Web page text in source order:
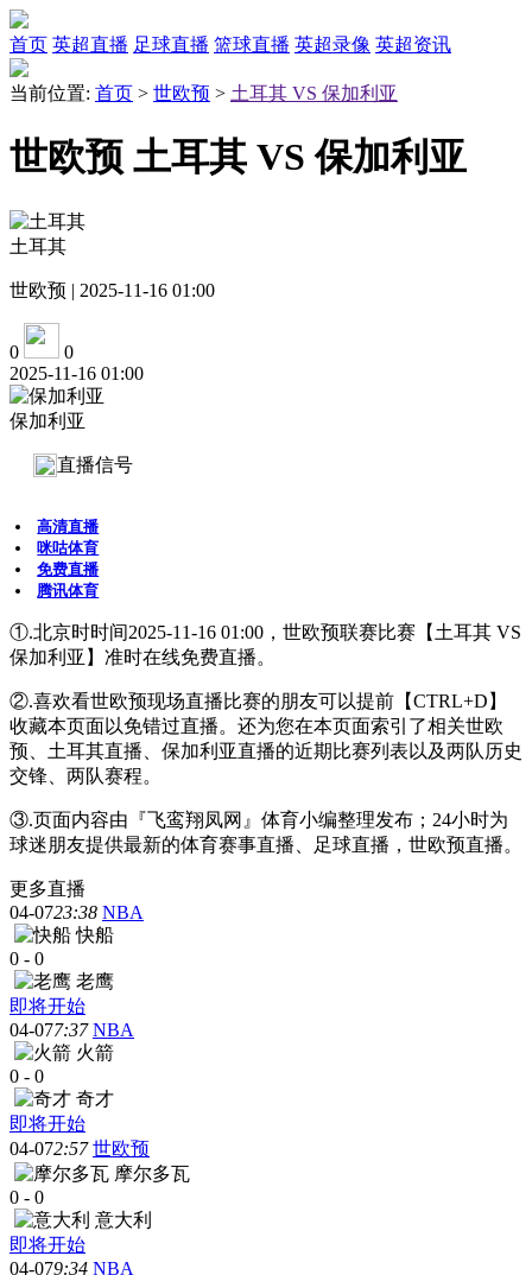
首页 英超直播 足球直播 篮球直播 英超录像 英超资讯
当前位置: 首页 > 世欧预 > 土耳其 VS 保加利亚
世欧预 土耳其 VS 保加利亚
土耳其
世欧预 | 2025-11-16 01:00
0
0
2025-11-16 01:00
保加利亚
直播信号
高清直播
咪咕体育
免费直播
腾讯体育
①.北京时时间2025-11-16 01:00，世欧预联赛比赛【土耳其 VS
保加利亚】准时在线免费直播。
②.喜欢看世欧预现场直播比赛的朋友可以提前【CTRL+D】
收藏本页面以免错过直播。还为您在本页面索引了相关世欧
预、土耳其直播、保加利亚直播的近期比赛列表以及两队历史
交锋、两队赛程。
③.页面内容由『飞鸾翔凤网』体育小编整理发布；24小时为
球迷朋友提供最新的体育赛事直播、足球直播，世欧预直播。
更多直播
04-0723:38 NBA
快船
0 - 0
老鹰
即将开始
04-077:37 NBA
火箭
0 - 0
奇才
即将开始
04-072:57 世欧预
摩尔多瓦
0 - 0
意大利
即将开始
04-079:34 NBA